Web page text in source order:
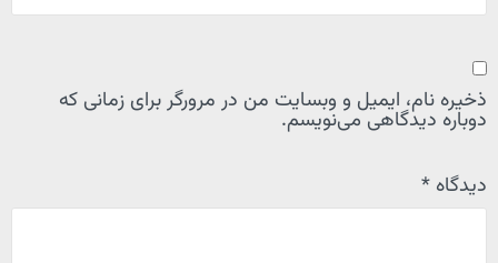
دیدگاه *
ذخیره نام، ایمیل و وبسایت من در مرورگر برای زمانی که
دوباره دیدگاهی می‌نویسم.